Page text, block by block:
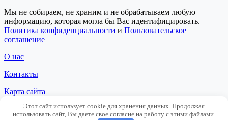
Мы не собираем, не храним и не обрабатываем любую
информацию, которая могла бы Вас идентифицировать.
Политика конфиденциальности и Пользовательское
соглашение
О нас
Контакты
Карта сайта
Сотрудничество
Этот сайт использует cookie для хранения данных. Продолжая
использовать сайт, Вы даете свое согласие на работу с этими файлами.